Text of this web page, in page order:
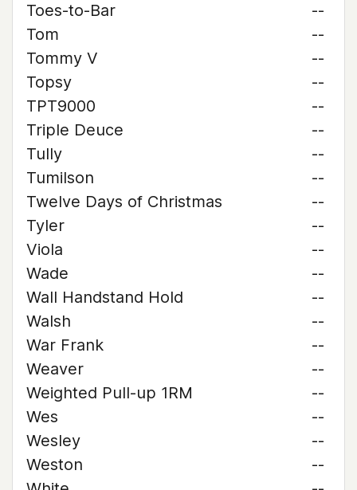
Toes-to-Bar
--
Tom
--
Tommy V
--
Topsy
--
TPT9000
--
Triple Deuce
--
Tully
--
Tumilson
--
Twelve Days of Christmas
--
Tyler
--
Viola
--
Wade
--
Wall Handstand Hold
--
Walsh
--
War Frank
--
Weaver
--
Weighted Pull-up 1RM
--
Wes
--
Wesley
--
Weston
--